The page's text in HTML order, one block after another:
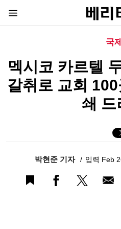
국제
멕시코 카르텔
갈취로 교회 100
쇄 드
박현준 기자 입력 Feb